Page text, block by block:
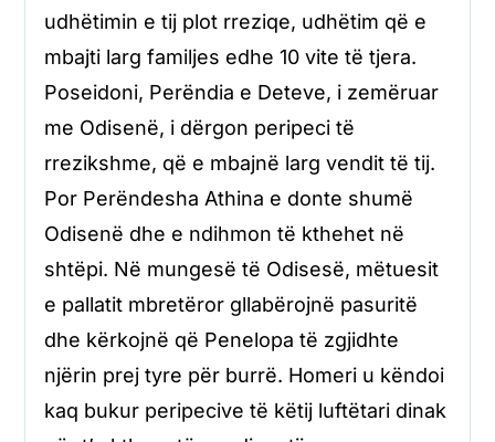
udhëtimin e tij plot rreziqe, udhëtim që e
mbajti larg familjes edhe 10 vite të tjera.
Poseidoni, Perëndia e Deteve, i zemëruar
me Odisenë, i dërgon peripeci të
rrezikshme, që e mbajnë larg vendit të tij.
Por Perëndesha Athina e donte shumë
Odisenë dhe e ndihmon të kthehet në
shtëpi. Në mungesë të Odisesë, mëtuesit
e pallatit mbretëror gllabërojnë pasuritë
dhe kërkojnë që Penelopa të zgjidhte
njërin prej tyre për burrë. Homeri u këndoi
kaq bukur peripecive të këtij luftëtari dinak